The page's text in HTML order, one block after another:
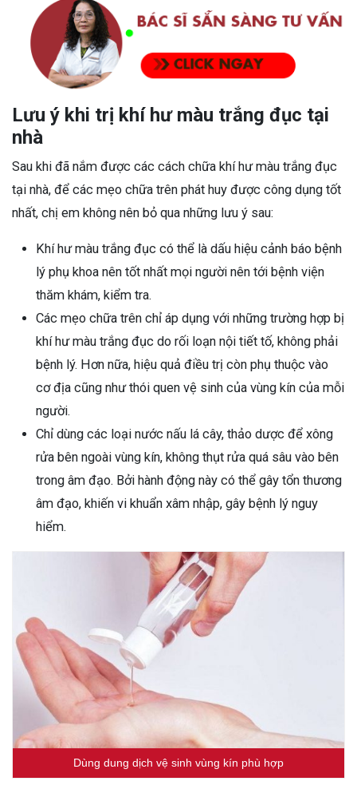
Lưu ý khi trị khí hư màu trắng đục tại
nhà
Sau khi đã nắm được các cách chữa khí hư màu trắng đục
tại nhà, để các mẹo chữa trên phát huy được công dụng tốt
nhất, chị em không nên bỏ qua những lưu ý sau:
Khí hư màu trắng đục có thể là dấu hiệu cảnh báo bệnh
lý phụ khoa nên tốt nhất mọi người nên tới bệnh viện
thăm khám, kiểm tra.
Các mẹo chữa trên chỉ áp dụng với những trường hợp bị
khí hư màu trắng đục do rối loạn nội tiết tố, không phải
bệnh lý. Hơn nữa, hiệu quả điều trị còn phụ thuộc vào
cơ địa cũng như thói quen vệ sinh của vùng kín của mỗi
người.
Chỉ dùng các loại nước nấu lá cây, thảo dược để xông
rửa bên ngoài vùng kín, không thụt rửa quá sâu vào bên
trong âm đạo. Bởi hành động này có thể gây tổn thương
âm đạo, khiến vi khuẩn xâm nhập, gây bệnh lý nguy
hiểm.
Dùng dung dịch vệ sinh vùng kín phù hợp